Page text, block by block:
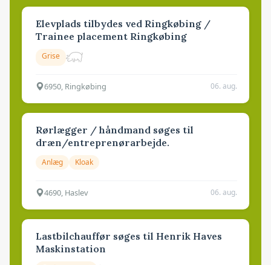
Elevplads tilbydes ved Ringkøbing /
Trainee placement Ringkøbing
Grise
6950, Ringkøbing 06. aug.
Rørlægger / håndmand søges til
dræn/entreprenørarbejde.
Anlæg Kloak
4690, Haslev 06. aug.
Lastbilchauffør søges til Henrik Haves
Maskinstation